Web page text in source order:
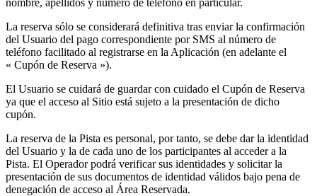
La reserva sólo se considerará definitiva tras enviar la confirmación
del Usuario del pago correspondiente por SMS al número de
teléfono facilitado al registrarse en la Aplicación (en adelante el
« Cupón de Reserva »).
El Usuario se cuidará de guardar con cuidado el Cupón de Reserva
ya que el acceso al Sitio está sujeto a la presentación de dicho
cupón.
La reserva de la Pista es personal, por tanto, se debe dar la identidad
del Usuario y la de cada uno de los participantes al acceder a la
Pista. El Operador podrá verificar sus identidades y solicitar la
presentación de sus documentos de identidad válidos bajo pena de
denegación de acceso al Área Reservada.